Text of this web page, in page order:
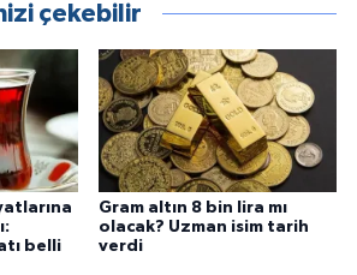
çekebilir
belli
Gram altın 8 bin lira mı
olacak? Uzman isim tarih
verdi